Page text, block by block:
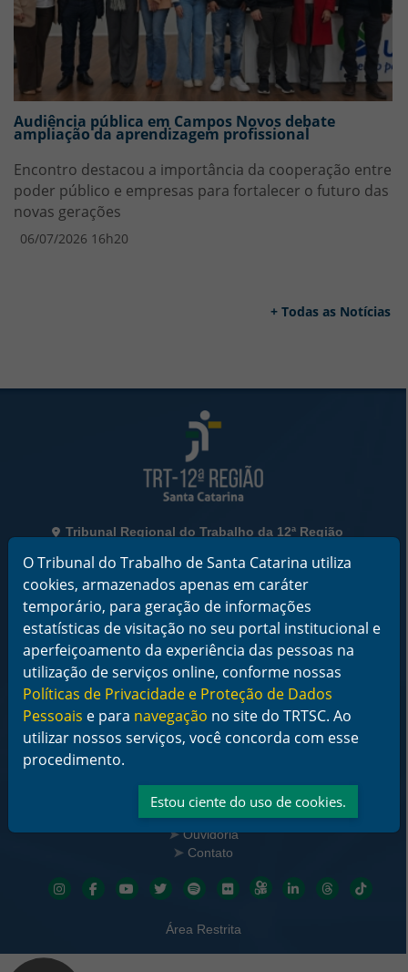
Audiência pública em Campos Novos debate
ampliação da aprendizagem profissional
Encontro destacou a importância da cooperação entre
poder público e empresas para fortalecer o futuro das
novas gerações
06/07/2026 16h20
+ Todas as Notícias
Informações de Contato
Tribunal Regional do Trabalho da 12ª Região
CEP 88015-905
CNPJ 02.482.005/0001-23
Horário de Funcionamento:
De segunda a sexta-feira das 12 às 18 horas
Telefone: (48) 3216-4000
Links Rápidos
Institucional
Serviços
Transparência
Legislação
Ouvidoria
Contato
Redes sociais
Área Restrita
O Tribunal do Trabalho de Santa Catarina utiliza
cookies, armazenados apenas em caráter
temporário, para geração de informações
estatísticas de visitação no seu portal institucional e
aperfeiçoamento da experiência das pessoas na
utilização de serviços online, conforme nossas
Políticas de Privacidade e Proteção de Dados
Pessoais e para navegação no site do TRTSC. Ao
utilizar nossos serviços, você concorda com esse
procedimento.
Estou ciente do uso de cookies.